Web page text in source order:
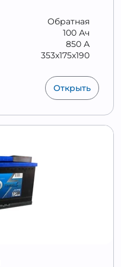
Обратная
100 Ач
850 А
353x175x190
Открыть